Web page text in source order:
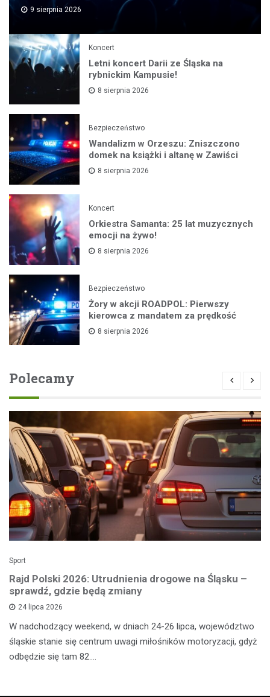
9 sierpnia 2026
Koncert
Letni koncert Darii ze Śląska na
rybnickim Kampusie!
8 sierpnia 2026
Bezpieczeństwo
Wandalizm w Orzeszu: Zniszczono
domek na książki i altanę w Zawiści
8 sierpnia 2026
Koncert
Orkiestra Samanta: 25 lat muzycznych
emocji na żywo!
8 sierpnia 2026
Bezpieczeństwo
Żory w akcji ROADPOL: Pierwszy
kierowca z mandatem za prędkość
8 sierpnia 2026
Polecamy
Sport
Rajd Polski 2026: Utrudnienia drogowe na Śląsku –
sprawdź, gdzie będą zmiany
24 lipca 2026
W nadchodzący weekend, w dniach 24-26 lipca, województwo
śląskie stanie się centrum uwagi miłośników motoryzacji, gdyż
odbędzie się tam 82.…